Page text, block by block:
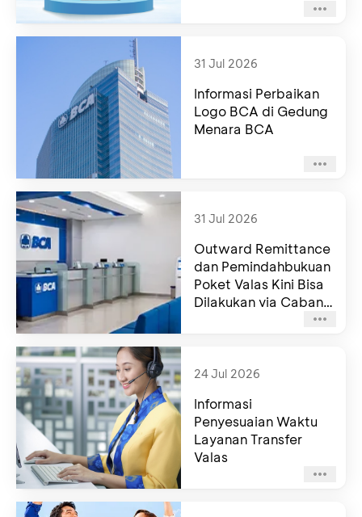
31 Jul 2026
Informasi Perbaikan
Logo BCA di Gedung
Menara BCA
31 Jul 2026
Outward Remittance
dan Pemindahbukuan
Poket Valas Kini Bisa
Dilakukan via Cabang
24 Jul 2026
Informasi
Penyesuaian Waktu
Layanan Transfer
Valas